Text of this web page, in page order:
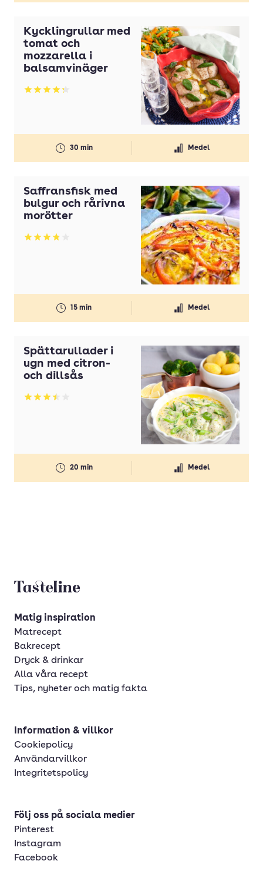
Kycklingrullar med
tomat och
mozzarella i
balsamvinäger
Betyg: 4.27 av 5
30 min Medel
Saffransfisk med
bulgur och rårivna
morötter
Betyg: 3.77 av 5
15 min Medel
Spättarullader i
ugn med citron-
och dillsås
Betyg: 3.48 av 5
20 min Medel
Tasteline startsida
Matig inspiration
Matrecept
Bakrecept
Dryck & drinkar
Alla våra recept
Tips, nyheter och matig fakta
Information & villkor
Cookiepolicy
Användarvillkor
Integritetspolicy
Följ oss på sociala medier
Pinterest
Instagram
Facebook